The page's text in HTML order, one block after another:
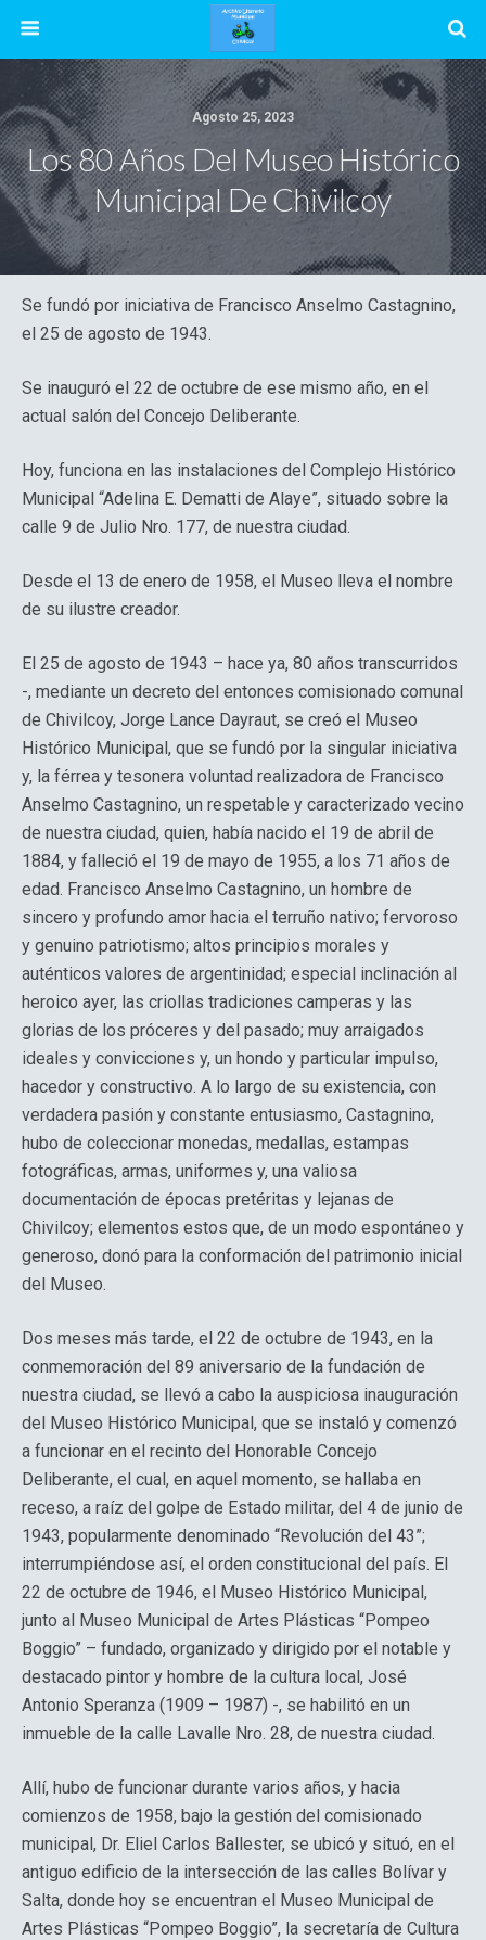
Agosto 25, 2023
Los 80 Años Del Museo Histórico
Municipal De Chivilcoy
Se fundó por iniciativa de Francisco Anselmo Castagnino,
el 25 de agosto de 1943.
Se inauguró el 22 de octubre de ese mismo año, en el
actual salón del Concejo Deliberante.
Hoy, funciona en las instalaciones del Complejo Histórico
Municipal “Adelina E. Dematti de Alaye”, situado sobre la
calle 9 de Julio Nro. 177, de nuestra ciudad.
Desde el 13 de enero de 1958, el Museo lleva el nombre
de su ilustre creador.
El 25 de agosto de 1943 – hace ya, 80 años transcurridos
-, mediante un decreto del entonces comisionado comunal
de Chivilcoy, Jorge Lance Dayraut, se creó el Museo
Histórico Municipal, que se fundó por la singular iniciativa
y, la férrea y tesonera voluntad realizadora de Francisco
Anselmo Castagnino, un respetable y caracterizado vecino
de nuestra ciudad, quien, había nacido el 19 de abril de
1884, y falleció el 19 de mayo de 1955, a los 71 años de
edad. Francisco Anselmo Castagnino, un hombre de
sincero y profundo amor hacia el terruño nativo; fervoroso
y genuino patriotismo; altos principios morales y
auténticos valores de argentinidad; especial inclinación al
heroico ayer, las criollas tradiciones camperas y las
glorias de los próceres y del pasado; muy arraigados
ideales y convicciones y, un hondo y particular impulso,
hacedor y constructivo. A lo largo de su existencia, con
verdadera pasión y constante entusiasmo, Castagnino,
hubo de coleccionar monedas, medallas, estampas
fotográficas, armas, uniformes y, una valiosa
documentación de épocas pretéritas y lejanas de
Chivilcoy; elementos estos que, de un modo espontáneo y
generoso, donó para la conformación del patrimonio inicial
del Museo.
Dos meses más tarde, el 22 de octubre de 1943, en la
conmemoración del 89 aniversario de la fundación de
nuestra ciudad, se llevó a cabo la auspiciosa inauguración
del Museo Histórico Municipal, que se instaló y comenzó
a funcionar en el recinto del Honorable Concejo
Deliberante, el cual, en aquel momento, se hallaba en
receso, a raíz del golpe de Estado militar, del 4 de junio de
1943, popularmente denominado “Revolución del 43”;
interrumpiéndose así, el orden constitucional del país. El
22 de octubre de 1946, el Museo Histórico Municipal,
junto al Museo Municipal de Artes Plásticas “Pompeo
Boggio” – fundado, organizado y dirigido por el notable y
destacado pintor y hombre de la cultura local, José
Antonio Speranza (1909 – 1987) -, se habilitó en un
inmueble de la calle Lavalle Nro. 28, de nuestra ciudad.
Allí, hubo de funcionar durante varios años, y hacia
comienzos de 1958, bajo la gestión del comisionado
municipal, Dr. Eliel Carlos Ballester, se ubicó y situó, en el
antiguo edificio de la intersección de las calles Bolívar y
Salta, donde hoy se encuentran el Museo Municipal de
Artes Plásticas “Pompeo Boggio”, la secretaría de Cultura